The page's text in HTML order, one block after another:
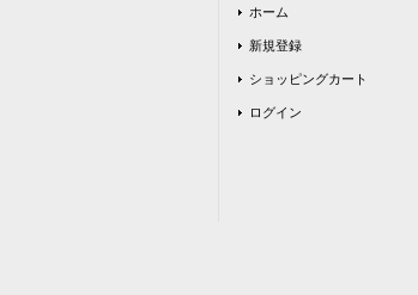
ホーム
新規登録
ショッピングカート
ログイン